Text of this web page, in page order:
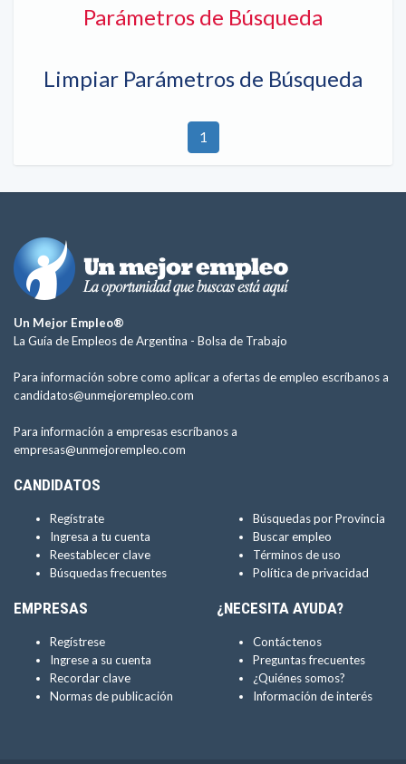
Parámetros de Búsqueda
Limpiar Parámetros de Búsqueda
1
Un Mejor Empleo®
La Guía de Empleos de Argentina - Bolsa de Trabajo
Para información sobre como aplicar a ofertas de empleo escríbanos a
candidatos@unmejorempleo.com
Para información a empresas escríbanos a
empresas@unmejorempleo.com
CANDIDATOS
Regístrate
Ingresa a tu cuenta
Reestablecer clave
Búsquedas frecuentes
Búsquedas por Provincia
Buscar empleo
Términos de uso
Política de privacidad
EMPRESAS
Regístrese
Ingrese a su cuenta
Recordar clave
Normas de publicación
¿NECESITA AYUDA?
Contáctenos
Preguntas frecuentes
¿Quiénes somos?
Información de interés